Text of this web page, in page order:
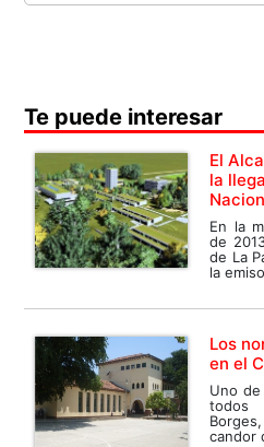
Te puede interesar
El
la
En la
de
de La
la
Los
en el
Uno
todos
candor